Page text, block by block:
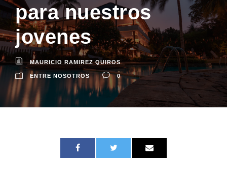
para nuestros
jovenes
MAURICIO RAMIREZ QUIROS
ENTRE NOSOTROS 0